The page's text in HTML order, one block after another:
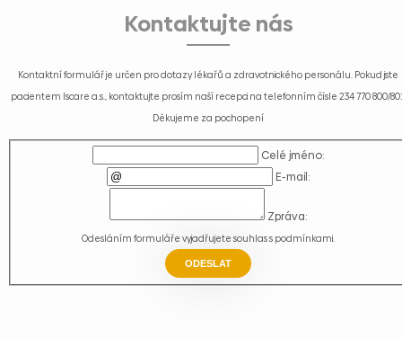
Kontaktujte nás
Kontaktní formulář je určen pro dotazy lékařů a zdravotnického personálu. Pokud jste
pacientem Iscare a.s., kontaktujte prosím naší recepci na telefonním čísle 234 770 800/
Děkujeme za pochopení
Celé jméno:
E-mail:
Zpráva:
Odesláním formuláře vyjadřujete souhlas s podmínkami.
ODESLAT